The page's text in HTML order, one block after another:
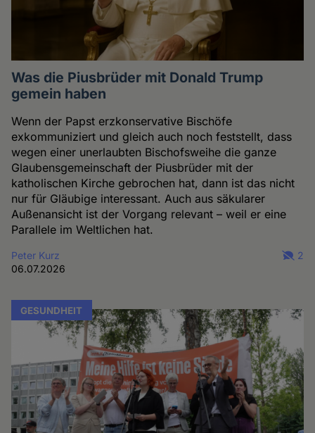
Was die Piusbrüder mit Donald Trump
gemein haben
Wenn der Papst erzkonservative Bischöfe
exkommuniziert und gleich auch noch feststellt, dass
wegen einer unerlaubten Bischofsweihe die ganze
Glaubensgemeinschaft der Piusbrüder mit der
katholischen Kirche gebrochen hat, dann ist das nicht
nur für Gläubige interessant. Auch aus säkularer
Außenansicht ist der Vorgang relevant – weil er eine
Parallele im Weltlichen hat.
Peter Kurz
06.07.2026
2
GESUNDHEIT